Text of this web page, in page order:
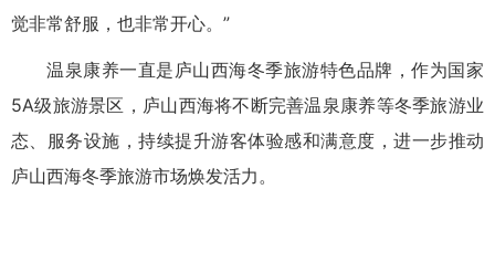
觉非常舒服，也非常开心。”
温泉康养一直是庐山西海冬季旅游特色品牌，作为国家
5A级旅游景区，庐山西海将不断完善温泉康养等冬季旅游业
态、服务设施，持续提升游客体验感和满意度，进一步推动
庐山西海冬季旅游市场焕发活力。